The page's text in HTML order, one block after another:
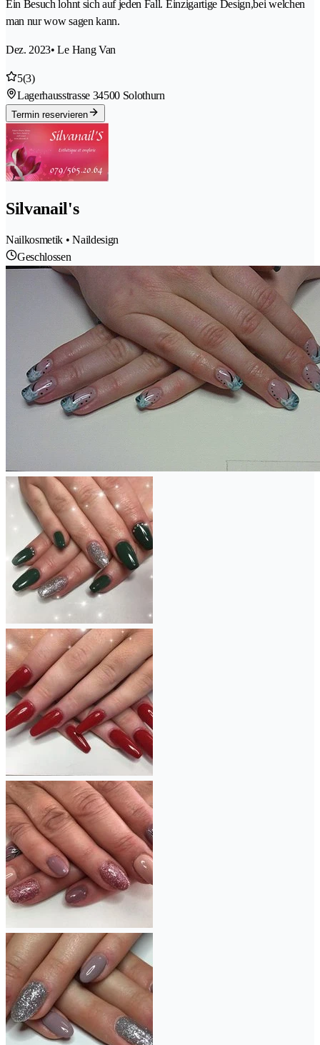
Ein Besuch lohnt sich auf jeden Fall. Einzigartige Design,bei welchen
man nur wow sagen kann.
Dez. 2023• Le Hang Van
5(3)
Lagerhausstrasse 34500 Solothurn
Termin reservieren
Silvanail's
Nailkosmetik • Naildesign
Geschlossen